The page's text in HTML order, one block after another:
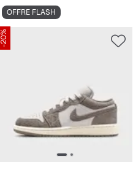
OFFRE FLASH
-20%